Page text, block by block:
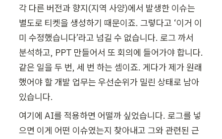
각 다른 버전과 향지(지역 사양)에서 발생한 이슈는
별도로 티켓을 생성하기 때문이죠. 그렇다고 ‘이거 이
미 수정했습니다’라고 넘길 수 없습니다. 로그 까서
분석하고, PPT 만들어서 또 회의에 들어가야 합니다.
같은 일을 두 번, 세 번 하는 셈이죠. 게다가 제가 원래
했어야 할 개발 업무는 우선순위가 밀린 상태로 남아
있습니다.
여기에 AI를 적용하면 어떨까 싶었습니다. 로그를 넣
으면 이게 어떤 이슈였는지 찾아내고 그와 관련된 근